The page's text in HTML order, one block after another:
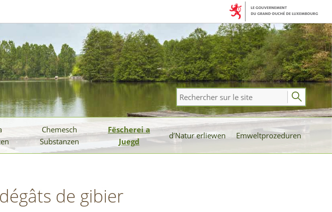
Chemesch
Substanzen
Fëscherei a
Juegd
d’Natur erliewen Emweltprozeduren
Rechercher
sur
le
site
de gibier